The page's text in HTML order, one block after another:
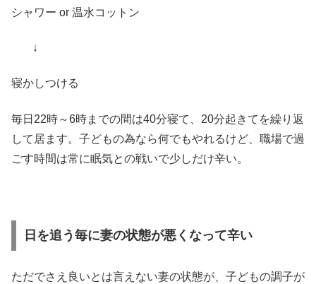
シャワー or 温水コットン
↓
寝かしつける
毎日22時～6時までの間は40分寝て、20分起きてを繰り返
して居ます。子どもの為なら何でもやれるけど、職場で過
ごす時間は常に眠気との戦いで少しだけ辛い。
日を追う毎に妻の状態が悪くなって辛い
ただでさえ良いとは言えない妻の状態が、子どもの調子が